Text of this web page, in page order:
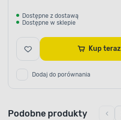
Dostępne z dostawą
Dostępne w sklepie
Kup teraz
Dodaj do porównania
Podobne produkty